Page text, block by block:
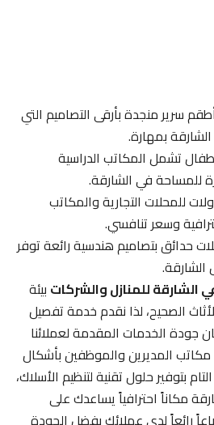
منجدة بأرقى التصاميم التي
بمهارة.
تشمل المكاتب الدراسية
في الشارقة.
التجارية والمكاتب
وسعر تنافسي.
بتصاميم هندسية رائعة توفر
للمنازل والشركاتبيئة
الصحيح، لذا نقدم خدمة تفصيل
الخدمات المقدمة لعملائنا
المديرين والموظفين بأشكال
بتوفير حلول تقنية لتنظيم الأسلاك،
احترافياً يساعدك على
رائعاً لدى عملائك بفضل الجودة